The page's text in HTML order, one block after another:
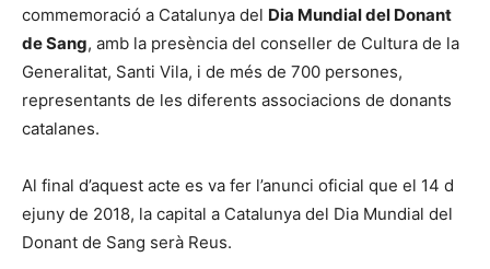
commemoració a Catalunya del Dia Mundial del Donant
de Sang, amb la presència del conseller de Cultura de la
Generalitat, Santi Vila, i de més de 700 persones,
representants de les diferents associacions de donants
catalanes.
Al final d’aquest acte es va fer l’anunci oficial que el 14 d
ejuny de 2018, la capital a Catalunya del Dia Mundial del
Donant de Sang serà Reus.